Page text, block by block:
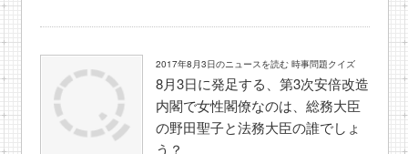
2017年8月3日のニュースを読む 時事問題クイズ
8月3日に発足する、第3次安倍改造
内閣で女性閣僚なのは、総務大臣
の野田聖子と法務大臣の誰でしょ
う？